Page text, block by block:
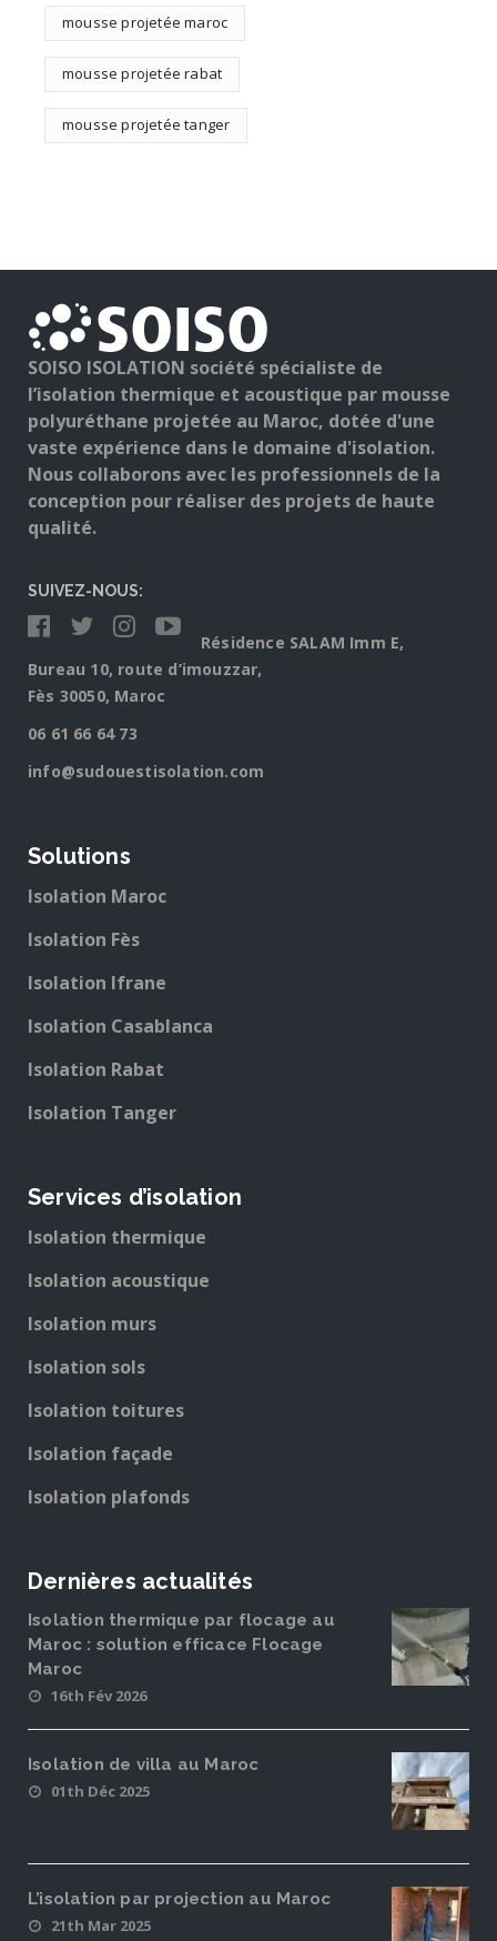
mousse projetée maroc
mousse projetée rabat
mousse projetée tanger
SOISO ISOLATION société spécialiste de
l’isolation thermique et acoustique par mousse
polyuréthane projetée au Maroc, dotée d'une
vaste expérience dans le domaine d'isolation.
Nous collaborons avec les professionnels de la
conception pour réaliser des projets de haute
qualité.
SUIVEZ-NOUS:
Résidence SALAM Imm E,
Bureau 10, route d’imouzzar,
Fès 30050, Maroc
06 61 66 64 73
info@sudouestisolation.com
Solutions
Isolation Maroc
Isolation Fès
Isolation Ifrane
Isolation Casablanca
Isolation Rabat
Isolation Tanger
Services d’isolation
Isolation thermique
Isolation acoustique
Isolation murs
Isolation sols
Isolation toitures
Isolation façade
Isolation plafonds
Dernières actualités
Isolation thermique par flocage au
Maroc : solution efficace Flocage
Maroc
16th Fév 2026
Isolation de villa au Maroc
01th Déc 2025
L’isolation par projection au Maroc
21th Mar 2025